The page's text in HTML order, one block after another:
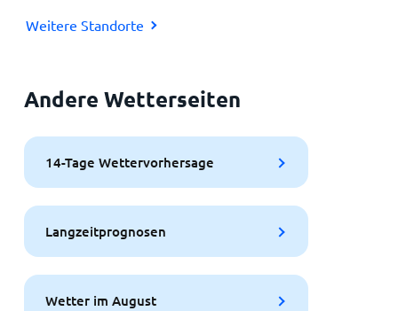
Weitere Standorte
Andere Wetterseiten
14-Tage Wettervorhersage
Langzeitprognosen
Wetter im August